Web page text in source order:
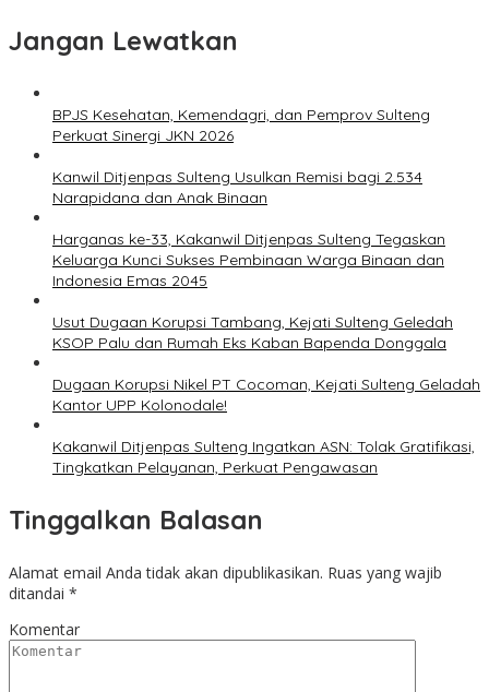
Jangan Lewatkan
BPJS Kesehatan, Kemendagri, dan Pemprov Sulteng
Perkuat Sinergi JKN 2026
Kanwil Ditjenpas Sulteng Usulkan Remisi bagi 2.534
Narapidana dan Anak Binaan
Harganas ke-33, Kakanwil Ditjenpas Sulteng Tegaskan
Keluarga Kunci Sukses Pembinaan Warga Binaan dan
Indonesia Emas 2045
Usut Dugaan Korupsi Tambang, Kejati Sulteng Geledah
KSOP Palu dan Rumah Eks Kaban Bapenda Donggala
Dugaan Korupsi Nikel PT Cocoman, Kejati Sulteng Geladah
Kantor UPP Kolonodale!
Kakanwil Ditjenpas Sulteng Ingatkan ASN: Tolak Gratifikasi,
Tingkatkan Pelayanan, Perkuat Pengawasan
Tinggalkan Balasan
Alamat email Anda tidak akan dipublikasikan. Ruas yang wajib
ditandai *
Komentar